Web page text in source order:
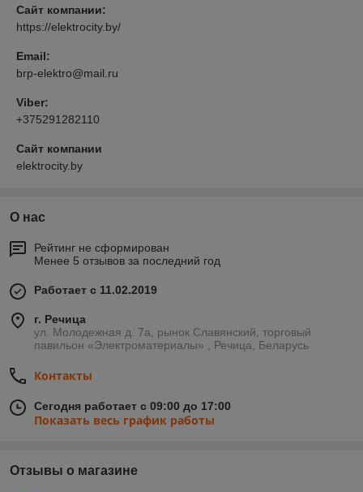
Сайт компании:
https://elektrocity.by/
Email:
brp-elektro@mail.ru
Viber:
+375291282110
Сайт компании
elektrocity.by
О нас
Рейтинг не сформирован
Менее 5 отзывов за последний год
Работает с 11.02.2019
г. Речица
ул. Молодежная д. 7а, рынок Славянский, торговый
павильон «Электроматериалы» , Речица, Беларусь
Контакты
Сегодня работает с 09:00 до 17:00
Показать весь график работы
Отзывы о магазине